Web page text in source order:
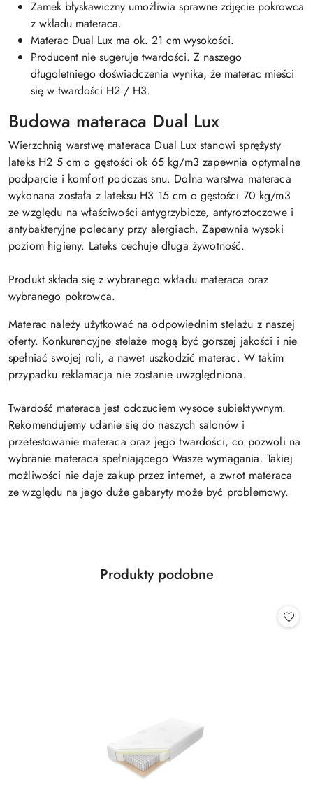
Zamek błyskawiczny umożliwia sprawne zdjęcie pokrowca
z wkładu materaca.
Materac Dual Lux ma ok. 21 cm wysokości.
Producent nie sugeruje twardości. Z naszego
długoletniego doświadczenia wynika, że materac mieści
się w twardości H2 / H3.
Budowa materaca Dual Lux
Wierzchnią warstwę materaca Dual Lux stanowi sprężysty
lateks H2 5 cm o gęstości ok 65 kg/m3 zapewnia optymalne
podparcie i komfort podczas snu. Dolna warstwa materaca
wykonana została z lateksu H3 15 cm o gęstości 70 kg/m3
ze względu na właściwości antygrzybicze, antyroztoczowe i
antybakteryjne polecany przy alergiach. Zapewnia wysoki
poziom higieny. Lateks cechuje długa żywotność.
Produkt składa się z wybranego wkładu materaca oraz
wybranego pokrowca.
Materac należy użytkować na odpowiednim stelażu z naszej
oferty. Konkurencyjne stelaże mogą być gorszej jakości i nie
spełniać swojej roli, a nawet uszkodzić materac. W takim
przypadku reklamacja nie zostanie uwzględniona.
Twardość materaca jest odczuciem wysoce subiektywnym.
Rekomendujemy udanie się do naszych salonów i
przetestowanie materaca oraz jego twardości, co pozwoli na
wybranie materaca spełniającego Wasze wymagania. Takiej
możliwości nie daje zakup przez internet, a zwrot materaca
ze względu na jego duże gabaryty może być problemowy.
Pomiń karuzelę produktów
Produkty
Produkty podobne